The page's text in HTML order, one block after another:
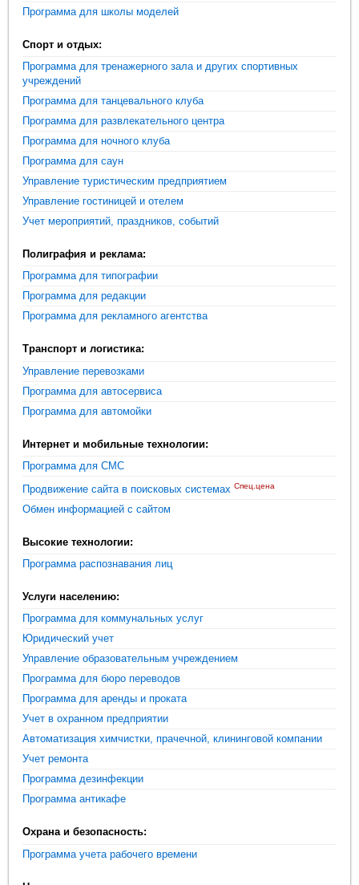
Программа для школы моделей
Спорт и отдых:
Программа для тренажерного зала и других спортивных
учреждений
Программа для танцевального клуба
Программа для развлекательного центра
Программа для ночного клуба
Программа для саун
Управление туристическим предприятием
Управление гостиницей и отелем
Учет мероприятий, праздников, событий
Полиграфия и реклама:
Программа для типографии
Программа для редакции
Программа для рекламного агентства
Транспорт и логистика:
Управление перевозками
Программа для автосервиса
Программа для автомойки
Интернет и мобильные технологии:
Программа для СМС
Продвижение сайта в поисковых системах Спец.цена
Обмен информацией с сайтом
Высокие технологии:
Программа распознавания лиц
Услуги населению:
Программа для коммунальных услуг
Юридический учет
Управление образовательным учреждением
Программа для бюро переводов
Программа для аренды и проката
Учет в охранном предприятии
Автоматизация химчистки, прачечной, клининговой компании
Учет ремонта
Программа дезинфекции
Программа антикафе
Охрана и безопасность:
Программа учета рабочего времени